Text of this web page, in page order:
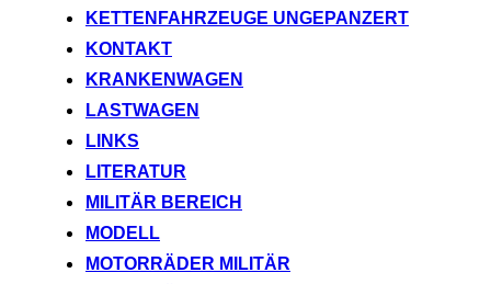
KETTENFAHRZEUGE UNGEPANZERT
KONTAKT
KRANKENWAGEN
LASTWAGEN
LINKS
LITERATUR
MILITÄR BEREICH
MODELL
MOTORRÄDER MILITÄR